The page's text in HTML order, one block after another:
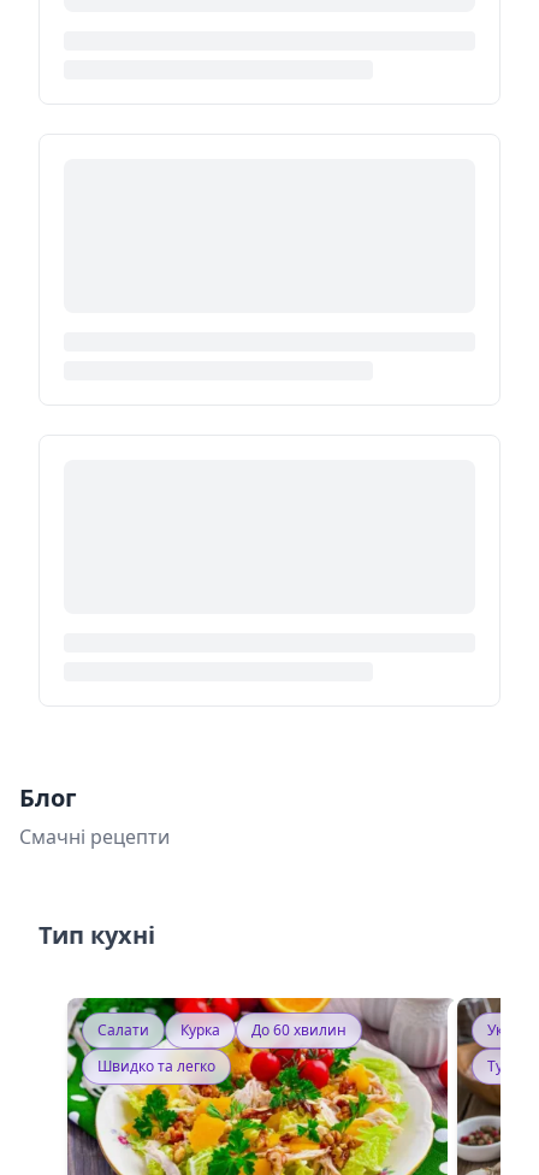
Блог
Смачні рецепти
Тип кухні
Салати Курка
До 60 хвилин
Швидко та легко